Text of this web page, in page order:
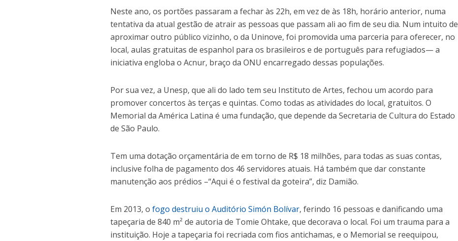
Neste ano, os portões passaram a fechar às 22h, em vez de às 18h, horário anterior, numa
tentativa da atual gestão de atrair as pessoas que passam ali ao fim de seu dia. Num intuito de
aproximar outro público vizinho, o da Uninove, foi promovida uma parceria para oferecer, no
local, aulas gratuitas de espanhol para os brasileiros e de português para refugiados— a
iniciativa engloba o Acnur, braço da ONU encarregado dessas populações.
Por sua vez, a Unesp, que ali do lado tem seu Instituto de Artes, fechou um acordo para
promover concertos às terças e quintas. Como todas as atividades do local, gratuitos. O
Memorial da América Latina é uma fundação, que depende da Secretaria de Cultura do Estado
de São Paulo.
Tem uma dotação orçamentária de em torno de R$ 18 milhões, para todas as suas contas,
inclusive folha de pagamento dos 46 servidores atuais. Há também que dar constante
manutenção aos prédios –“Aqui é o festival da goteira”, diz Damião.
Em 2013, ofogo destruiu o Auditório Simón Bolívar, ferindo 16 pessoas e danificando uma
tapeçaria de 840 m² de autoria de Tomie Ohtake, que decorava o local. Foi um trauma para a
instituição. Hoje a tapeçaria foi recriada com fios antichamas, e o Memorial se reequipou,